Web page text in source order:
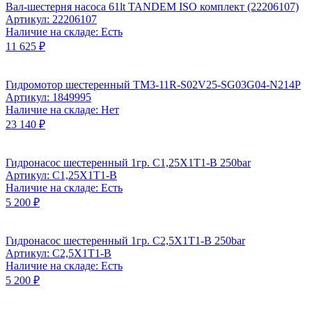
Вал-шестерня насоса 61lt TANDEM ISO комплект (22206107)
Артикул: 22206107
Наличие на складе: Есть
11 625 ₽
Гидромотор шестеренный TM3-11R-S02V25-SG03G04-N214P
Артикул: 1849995
Наличие на складе: Нет
23 140 ₽
Гидронасос шестеренный 1гр. C1,25X1T1-B 250bar
Артикул: C1,25X1T1-B
Наличие на складе: Есть
5 200 ₽
Гидронасос шестеренный 1гр. C2,5X1T1-B 250bar
Артикул: C2,5X1T1-B
Наличие на складе: Есть
5 200 ₽